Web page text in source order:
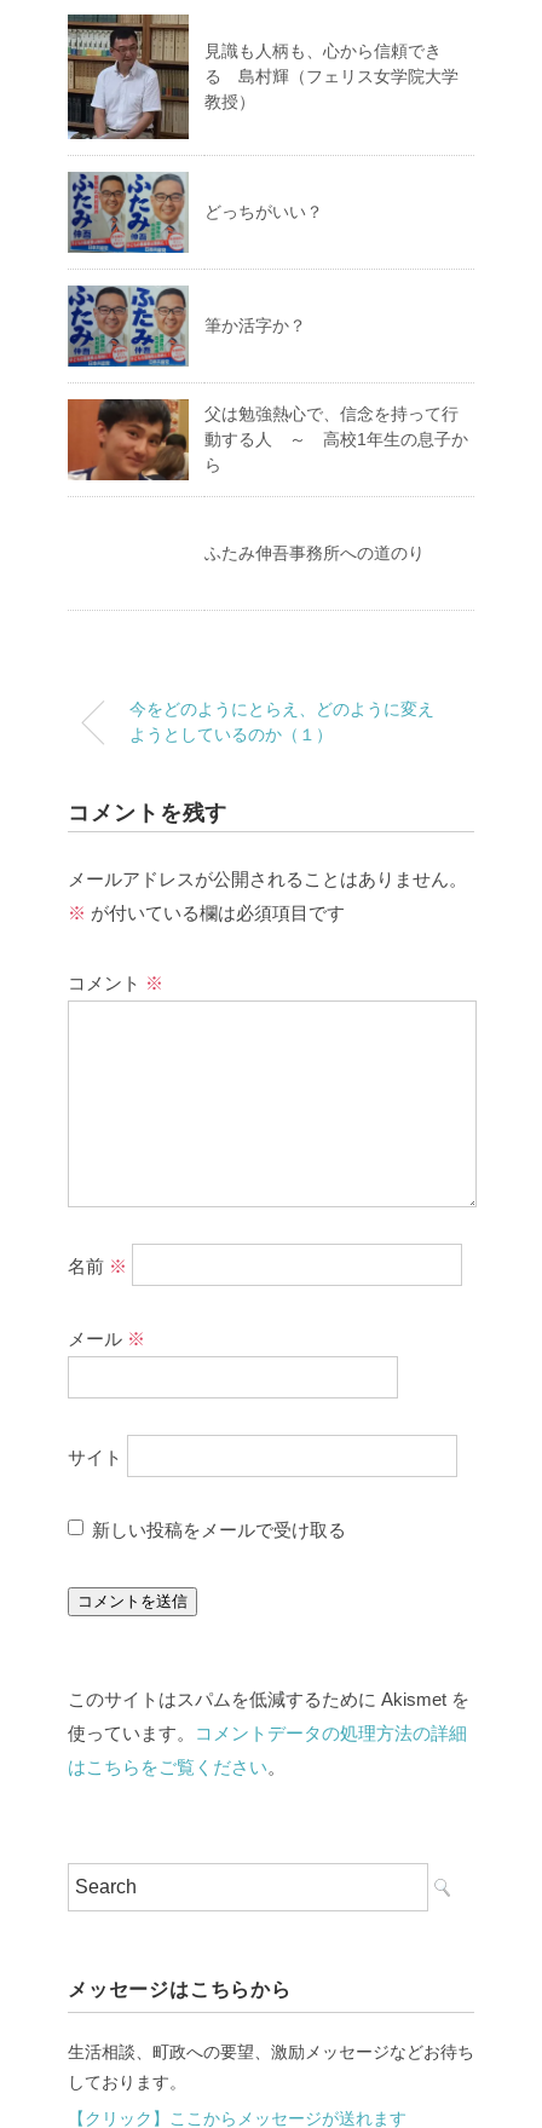
見識も人柄も、心から信頼でき
る 島村輝（フェリス女学院大学
教授）
どっちがいい？
筆か活字か？
父は勉強熱心で、信念を持って行
動する人 ～ 高校1年生の息子か
ら
ふたみ伸吾事務所への道のり
今をどのようにとらえ、どのように変え
ようとしているのか（１）
コメントを残す
メールアドレスが公開されることはありません。
※ が付いている欄は必須項目です
コメント ※
名前 ※
メール ※
サイト
新しい投稿をメールで受け取る
このサイトはスパムを低減するために Akismet を
使っています。
コメントデータの処理方法の詳細
はこちらをご覧ください。
メッセージはこちらから
生活相談、町政への要望、激励メッセージなどお待ち
しております。
【クリック】ここからメッセージが送れます